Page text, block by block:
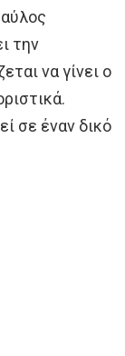
την
να γίνει ο
σε έναν δικό